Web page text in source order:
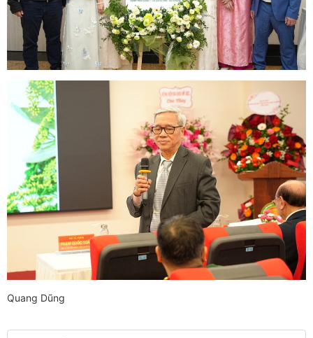
Quang Dũng